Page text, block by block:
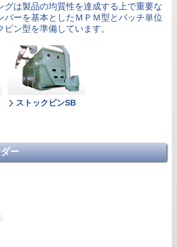
グは製品の均質性を達成する上で重要な
バーを基本としたＭＰＭ型とバッチ単位
ン型を準備しています。
ストックビンSB
ー